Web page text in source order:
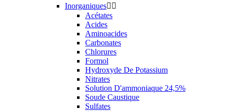
Inorganiques 
Acétates
Acides
Aminoacides
Carbonates
Chlorures
Formol
Hydroxyde De Potassium
Nitrates
Solution D'ammoniaque 24,5%
Soude Caustique
Sulfates